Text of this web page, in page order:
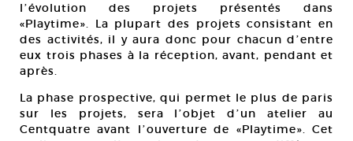
lʼévolution des projets présentés dans
«Playtime». La plupart des projets consistant en
des activités, il y aura donc pour chacun dʼentre
eux trois phases à la réception, avant, pendant et
après.
La phase prospective, qui permet le plus de paris
sur les projets, sera lʼobjet dʼun atelier au
Centquatre avant lʼouverture de «Playtime». Cet